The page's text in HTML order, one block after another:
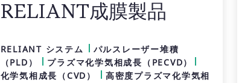
RELIANT成膜製品
RELIANT システム
パルスレーザー堆積
（PLD）
プラズマ化学気相成長（PECVD）
化学気相成長（CVD）
高密度プラズマ化学気相